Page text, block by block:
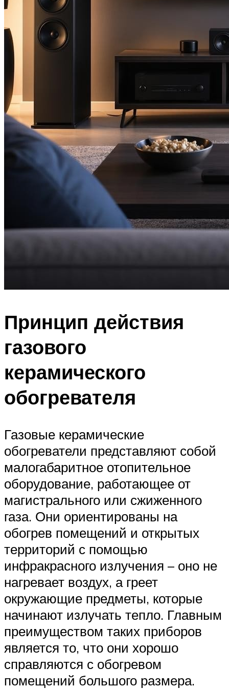
Принцип действия
газового
керамического
обогревателя
Газовые керамические
обогреватели представляют собой
малогабаритное отопительное
оборудование, работающее от
магистрального или сжиженного
газа. Они ориентированы на
обогрев помещений и открытых
территорий с помощью
инфракрасного излучения – оно не
нагревает воздух, а греет
окружающие предметы, которые
начинают излучать тепло. Главным
преимуществом таких приборов
является то, что они хорошо
справляются с обогревом
помещений большого размера.